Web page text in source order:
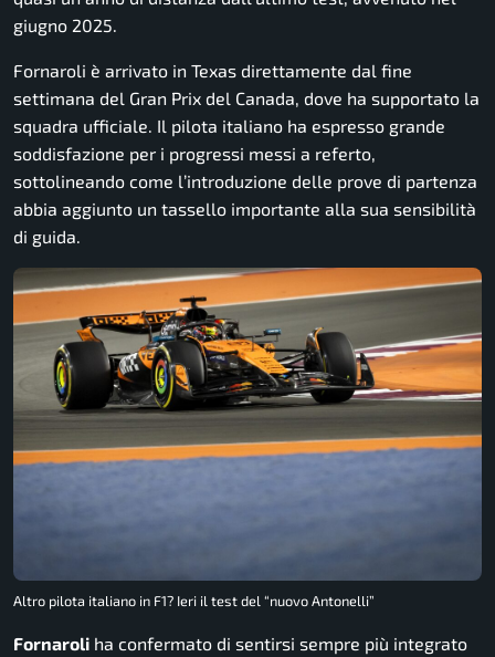
giugno 2025.
Fornaroli è arrivato in Texas direttamente dal fine
settimana del Gran Prix del Canada, dove ha supportato la
squadra ufficiale. Il pilota italiano ha espresso grande
soddisfazione per i progressi messi a referto,
sottolineando come l’introduzione delle prove di partenza
abbia aggiunto un tassello importante alla sua sensibilità
di guida.
Altro pilota italiano in F1? Ieri il test del “nuovo Antonelli”
Fornaroli ha confermato di sentirsi sempre più integrato